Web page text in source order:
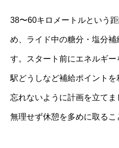
38〜60キロメートルという
め、ライド中の糖分・塩分
す。スタート前にエネルギ
駅どうしなど補給ポイント
忘れないように計画を立て
無理せず休憩を多めに取るこ